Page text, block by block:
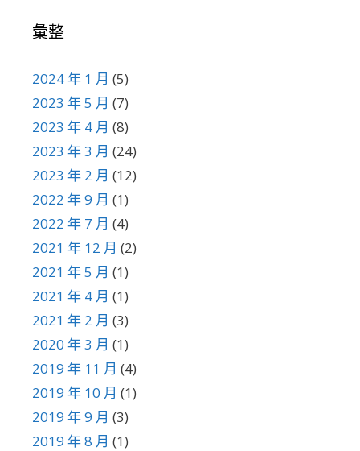
彙整
2024 年 1 月 (5)
2023 年 5 月 (7)
2023 年 4 月 (8)
2023 年 3 月 (24)
2023 年 2 月 (12)
2022 年 9 月 (1)
2022 年 7 月 (4)
2021 年 12 月 (2)
2021 年 5 月 (1)
2021 年 4 月 (1)
2021 年 2 月 (3)
2020 年 3 月 (1)
2019 年 11 月 (4)
2019 年 10 月 (1)
2019 年 9 月 (3)
2019 年 8 月 (1)